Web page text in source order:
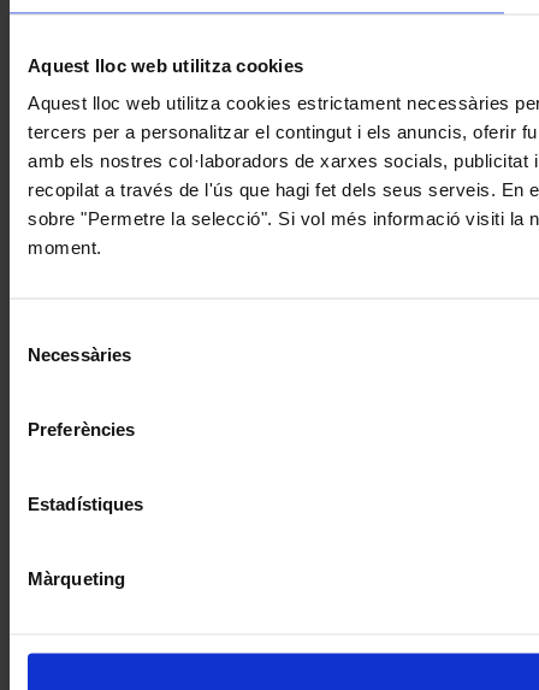
Aquest lloc web utilitza cookies
Aquest lloc web utilitza cookies estrictament necessàries
tercers per a personalitzar el contingut i els anuncis, oferir
amb els nostres col·laboradors de xarxes socials,
recopilat a través de l'ús que hagi fet dels seus serveis. En
sobre "Permetre la selecció". Si vol més informació visiti la
moment.
Necessàries
Preferències
Estadístiques
Màrqueting